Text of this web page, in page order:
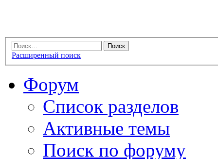
Расширенный поиск
Форум
Список разделов
Активные темы
Поиск по форуму